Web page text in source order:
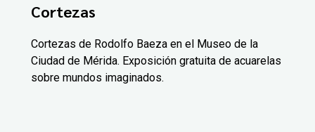
Cortezas
Cortezas de Rodolfo Baeza en el Museo de la
Ciudad de Mérida. Exposición gratuita de acuarelas
sobre mundos imaginados.